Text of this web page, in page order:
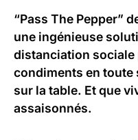
“Pass The Pepper”
une ingénieuse
distanciation sociale
condiments en toute
sur la table. Et que
assaisonnés.